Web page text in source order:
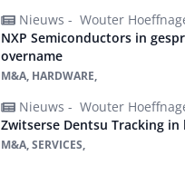
Nieuws - Wouter
NXP Semiconductors in
overname
M&A, HARDWARE,
Nieuws - Wouter
Zwitserse Dentsu Tracking in
M&A, SERVICES,